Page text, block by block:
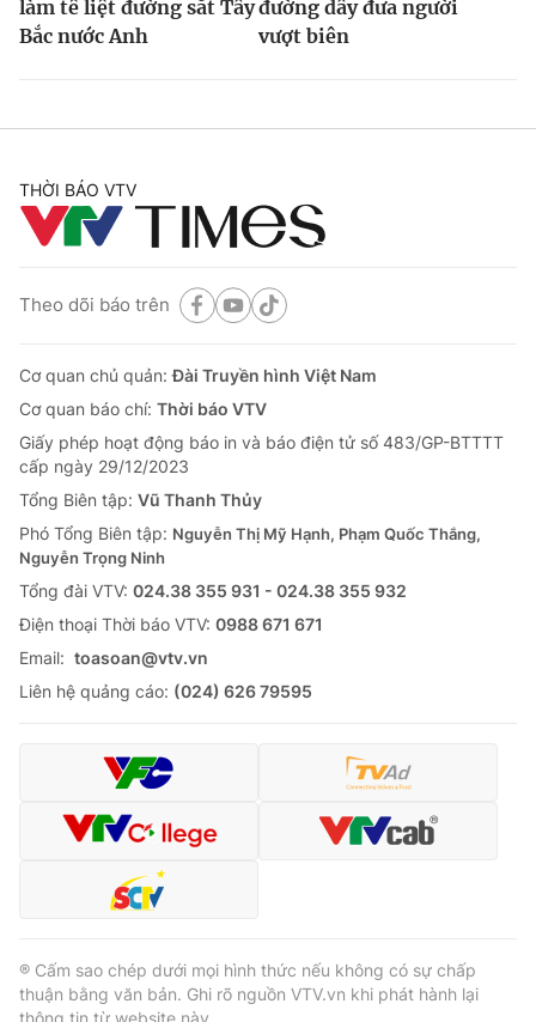
làm tê liệt đường sắt Tây
Bắc nước Anh
đường dây đưa người
vượt biên
THỜI BÁO VTV
Theo dõi báo trên
Cơ quan chủ quản:Đài Truyền hình Việt Nam
Cơ quan báo chí: Thời báo VTV
Giấy phép hoạt động báo in và báo điện tử số 483/GP-BTTTT
cấp ngày 29/12/2023
Tổng Biên tập: Vũ Thanh Thủy
Phó Tổng Biên tập: Nguyễn Thị Mỹ Hạnh, Phạm Quốc Thắng,
Nguyễn Trọng Ninh
Tổng đài VTV: 024.38 355 931 - 024.38 355 932
Ðiện thoại Thời báo VTV: 0988 671 671
Email: toasoan@vtv.vn
Liên hệ quảng cáo: (024) 626 79595
® Cấm sao chép dưới mọi hình thức nếu không có sự chấp
thuận bằng văn bản. Ghi rõ nguồn VTV.vn khi phát hành lại
thông tin từ website này.